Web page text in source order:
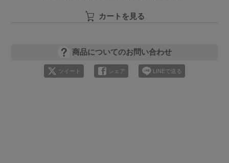
カートを見る
商品についてのお問い合わせ
ツイート シェア LINEで送る